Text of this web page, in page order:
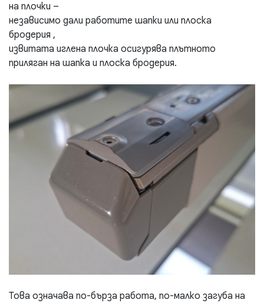
на плочки –
независимо дали работите шапки или плоска
бродерия ,
извитата иглена плочка осигурява плътното
приляган на шапка и плоска бродерия.
Това означава по-бърза работа, по-малко загуба на